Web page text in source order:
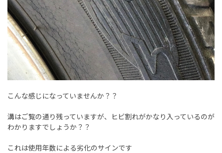
こんな感じになっていませんか？？
溝はご覧の通り残っていますが、ヒビ割れがかなり入っているのが
わかりますでしょうか？？
これは使用年数による劣化のサインです